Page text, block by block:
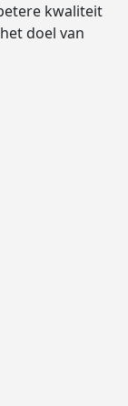
kwaliteit
doel van